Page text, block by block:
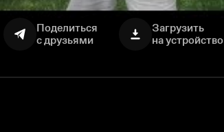
Поделиться
с друзьями
Загрузить
на устройство